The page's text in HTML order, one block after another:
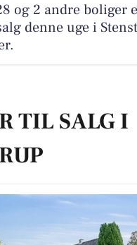
og 2 andre boliger
denne uge i
TIL SALG I